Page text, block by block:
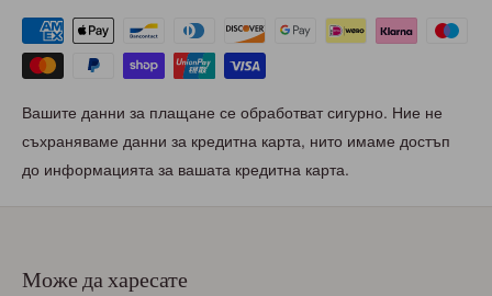
Вашите данни за плащане се обработват сигурно. Ние не
съхраняваме данни за кредитна карта, нито имаме достъп
до информацията за вашата кредитна карта.
Може да харесате